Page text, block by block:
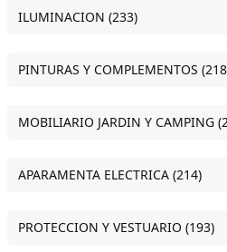
ILUMINACION (233)
PINTURAS Y COMPLEMENTOS
MOBILIARIO JARDIN Y CAMPING
APARAMENTA ELECTRICA (214)
PROTECCION Y VESTUARIO (193)